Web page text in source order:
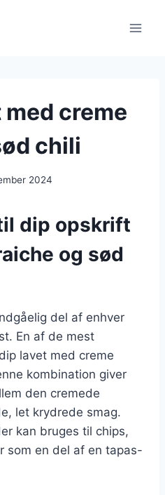
creme
chili
2024
dip opskrift
og sød
del af enhver
En af de mest
lavet med creme
kombination giver
den cremede
let krydrede smag.
kan bruges til chips,
som en del af en tapas-